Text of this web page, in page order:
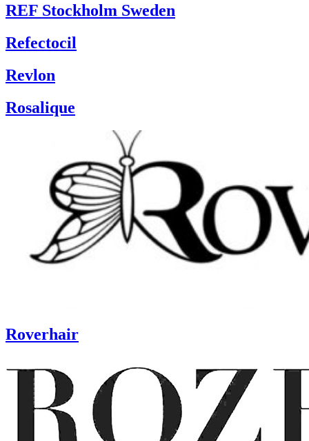
REF Stockholm Sweden
Refectocil
Revlon
Rosalique
Roverhair